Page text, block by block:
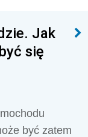
Jak
się
być zatem